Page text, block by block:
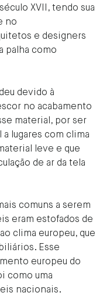
XVII, tendo sua
no
e designers
palha como
devido à
no acabamento
material, por ser
lugares com clima
leve e que
de ar da tela
comuns a serem
eram estofados de
clima europeu, que
Esse
europeu do
como uma
nacionais.